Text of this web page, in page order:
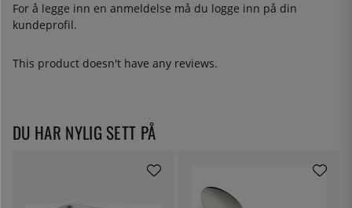
For å legge inn en anmeldelse må du logge inn på din
kundeprofil.
This product doesn't have any reviews.
DU HAR NYLIG SETT PÅ